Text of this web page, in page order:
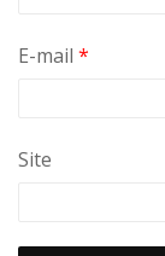
E-mail *
Site